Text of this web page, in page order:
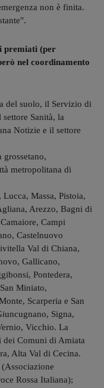
non è finita.
premiati (per
nel coordinamento
del suolo, il Servizio di
Sanità, la
Notizie e il settore
metropolitana di
Massa, Pistoia,
Arezzo, Bagni di
Campi
Castelnuovo
Val di Chiana,
Gallicano,
Pontedera,
Miniato,
Scarperia e San
Signa,
Vicchio. La
dei Comuni di Amiata
Alta Val di Cecina.
Rossa Italiana);